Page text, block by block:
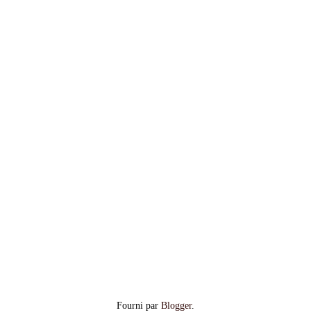
Fourni par Blogger.